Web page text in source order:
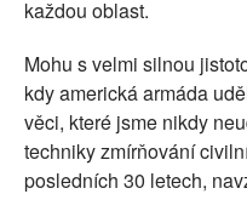
každou oblast.
Mohu s velmi silnou
kdy americká armáda
věci, které jsme nikdy
techniky zmírňování
posledních 30 letech,